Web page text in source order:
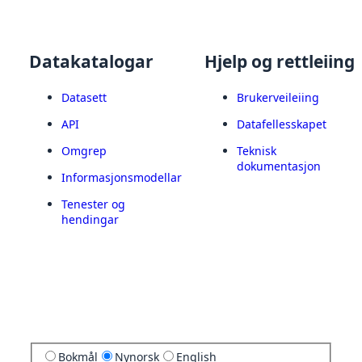
Datakatalogar
Datasett
API
Omgrep
Informasjonsmodellar
Tenester og
hendingar
Hjelp og rettleiing
Brukerveileiing
Datafellesskapet
Teknisk
dokumentasjon
Bokmål Nynorsk English